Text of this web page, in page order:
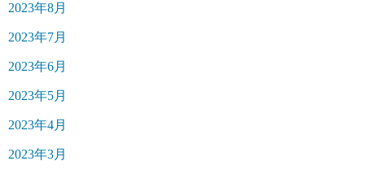
2023年8月
2023年7月
2023年6月
2023年5月
2023年4月
2023年3月